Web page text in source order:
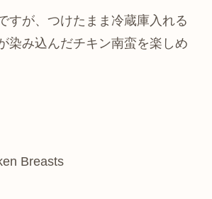
すが、つけたまま冷蔵庫入れる
染み込んだチキン南蛮を楽しめ
Breasts